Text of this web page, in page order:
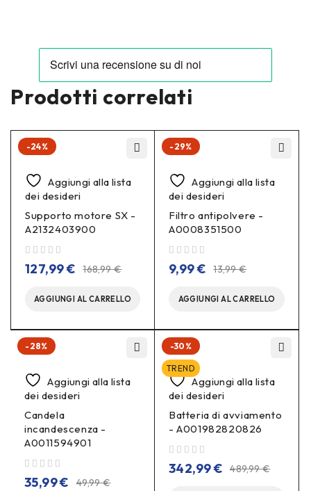
Prodotti correlati
-24%
Aggiungi alla lista
dei desideri
Supporto motore SX -
A2132403900
168,99€
127,99€
AGGIUNGI AL CARRELLO
-29%
Aggiungi alla lista
dei desideri
Filtro antipolvere -
A0008351500
13,99€
9,99€
AGGIUNGI AL CARRELLO
-28%
Aggiungi alla lista
dei desideri
Candela
incandescenza -
A0011594901
49,99€
35,99€
-30%
TREND
Aggiungi alla lista
dei desideri
Batteria di avviamento
- A001982820826
489,99€
342,99€